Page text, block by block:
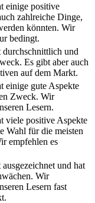
einige positive
zahlreiche Dinge,
könnten. Wir
bedingt.
durchschnittlich und
Es gibt aber auch
auf dem Markt.
einige gute Aspekte
Zweck. Wir
Lesern.
viele positive Aspekte
Wahl für die meisten
empfehlen es
und hat
Wir
Lesern fast